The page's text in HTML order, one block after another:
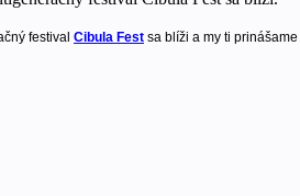
festival Cibula Fest sa blíži a my ti prinášame